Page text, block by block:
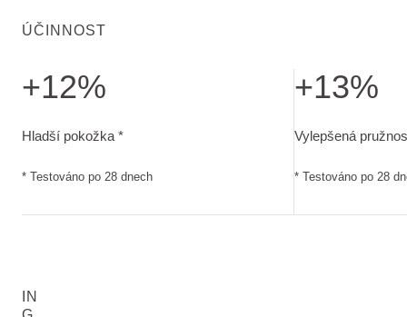
ÚČINNOST
+12%
Hladší pokožka *
* Testováno po 28 dnech
+13%
Vylepšená
* Testováno po 28
IN